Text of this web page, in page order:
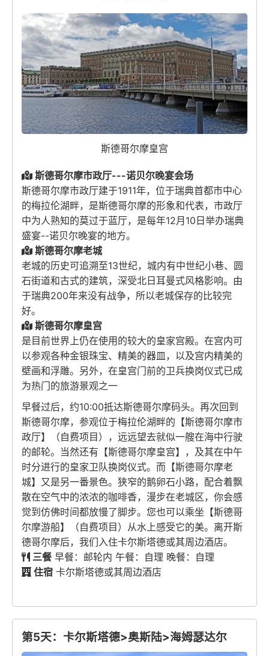
斯德哥尔摩皇宫
斯德哥尔摩市政厅---诺贝尔晚宴会场
斯德哥尔摩市政厅建于1911年，位于瑞典首都市中心
的梅拉伦湖畔，是斯德哥尔摩的形象和代表，市政厅
中为人熟知的莫过于蓝厅，是每年12月10日举办瑞典
盛宴--诺贝尔晚宴的地方。
斯德哥尔摩老城
老城的历史可追溯至13世纪，城内有中世纪小巷、圆
石街道和古式的建筑，深受北日耳曼式风格影响。由
于瑞典200年来没有战争，所以老城保存的比较完
好。
斯德哥尔摩皇宫
是目前世界上仍在使用的较大的皇家宫殿。在宫内可
以参观各种金银珠宝、精美的器皿，以及宫内精美的
壁画和浮雕。另外，在皇宫门前的卫兵换岗仪式已成
为热门的旅游景观之一
早餐过后，约10:00抵达斯德哥尔摩码头。再次回到
斯德哥尔摩，参观位于梅拉伦湖畔的【斯德哥尔摩市
政厅】（自费项目），远远望去就似一艘在海中行驶
的邮轮。当然还有【斯德哥尔摩皇宫】，及其在中午
时分进行的皇家卫队换岗仪式。而【斯德哥尔摩老
城】又是另一番景色。狭窄的鹅卵石小路，配合着飘
散在空气中的浓浓的咖啡香，漫步在老城区，你会感
觉到仿佛时间都放慢了脚步。您也可以乘坐【斯德哥
尔摩游船】（自费项目）从水上感受它的美。离开斯
德哥尔摩后，我们入住卡尔斯塔德或其周边酒店。
三餐 早餐：邮轮内 午餐：自理 晚餐：自理
住宿 卡尔斯塔德或其周边酒店
第5天：卡尔斯塔德>奥斯陆>海姆瑟达尔